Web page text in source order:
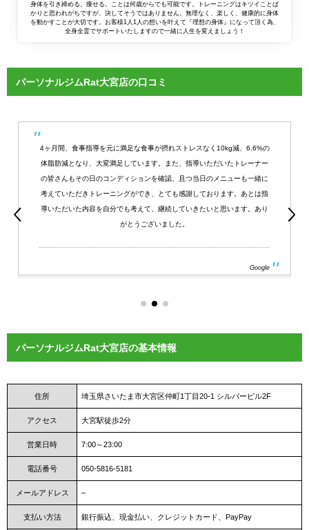
身体を引き締める。痩せる。ことは何歳からでも可能です。トレーニングはキツイことば
かりと思われがちですが、決してそうではありません。無理なく、楽しく、健康的に身体
を動かすことが大切です。お客様1人1人の想いを叶えて『理想の身体』になって頂く為、
全身全霊でサポートいたしますので一緒に人生を変えましょう！
パーソナルジムRat大宮店の口コミ
4ヶ月間、食事指導を元に満足な食事が摂れストレスなく10kg減、6.6%の
体脂肪減となり、大変満足しています。また、指導いただいたトレーナー
の皆さんもその日のコンディションを確認、且つ当日のメニューも一緒に
考えていただきトレーニングができ、とても感謝しております。あとは指
導いただいた内容を自分でも考えて、継続していきたいと思います。あり
がとうございました。
Google
パーソナルジムRat大宮店の基本情報
住所 埼玉県さいたま市大宮区仲町1丁目20-1 シルバービル2F
アクセス 大宮駅徒歩2分
営業日時 7:00～23:00
電話番号 050-5816-5181
メールアドレス –
支払い方法 銀行振込、現金払い、クレジットカード、PayPay